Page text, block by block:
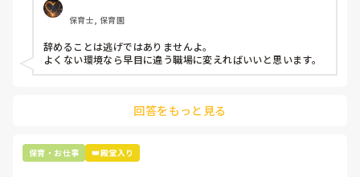
もう何も言わずに
子どもの言いなりになればいいんだね
などいう意見で…
上の先生に相談することは難しそうです。
最後の職場にしようと思っていましたが
辞めることは逃げ、と、過去辞めた人も何年も言われ続けて
います
保育士, 保育園
辞めることは逃げではありませんよ。
よくない環境なら早目に違う職場に変えればいいと思います。
回答をもっと見る
保育・お仕事 👑殿堂入り